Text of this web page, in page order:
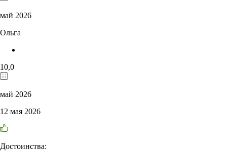
май 2026
Ольга
10,0
май 2026
12 мая 2026
Достоинства: